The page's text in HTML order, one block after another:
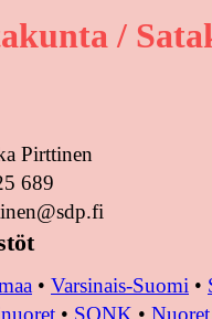
/
Pirttinen
689
• Varsinais-Suomi •
• SONK •